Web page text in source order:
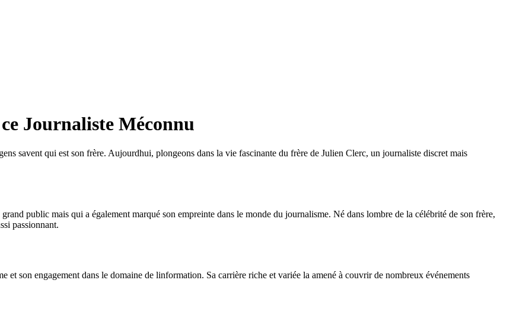
Journaliste Méconnu
savent qui est son frère. Aujourdhui, plongeons dans la vie fascinante du frère de Julien Clerc, un journaliste discret mais
public mais qui a également marqué son empreinte dans le monde du journalisme. Né dans lombre de la célébrité de son frère,
passionnant.
son engagement dans le domaine de linformation. Sa carrière riche et variée la amené à couvrir de nombreux événements